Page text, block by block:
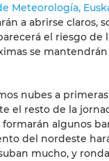
Meteorología,
a abrirse claros,
el riesgo de
se
nubes a
el resto de la
algunos
del nordeste
mucho, y